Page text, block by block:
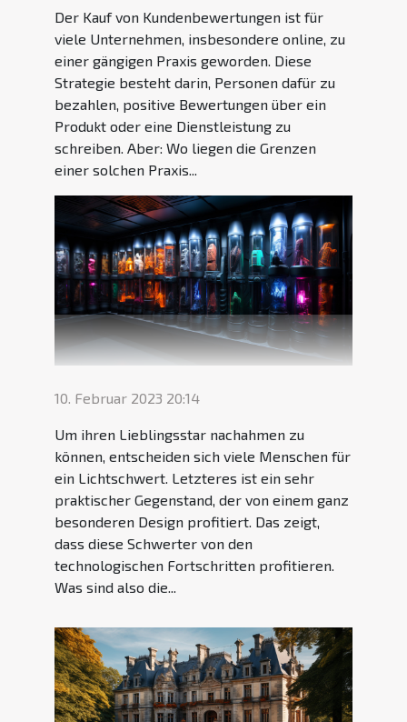
Der Kauf von Kundenbewertungen ist für
viele Unternehmen, insbesondere online, zu
einer gängigen Praxis geworden. Diese
Strategie besteht darin, Personen dafür zu
bezahlen, positive Bewertungen über ein
Produkt oder eine Dienstleistung zu
schreiben. Aber: Wo liegen die Grenzen
einer solchen Praxis...
10. Februar 2023 20:14
Um ihren Lieblingsstar nachahmen zu
können, entscheiden sich viele Menschen für
ein Lichtschwert. Letzteres ist ein sehr
praktischer Gegenstand, der von einem ganz
besonderen Design profitiert. Das zeigt,
dass diese Schwerter von den
technologischen Fortschritten profitieren.
Was sind also die...